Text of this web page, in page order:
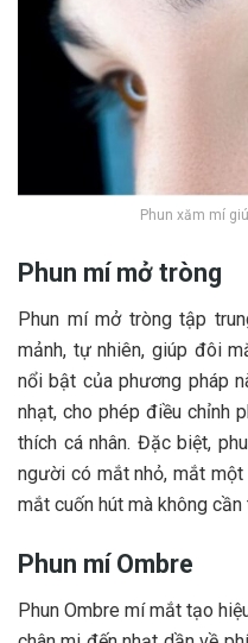
Phun xăm mí
Phun mí mở tròng
Phun mí mở tròng tập
mảnh, tự nhiên, giúp đôi
nổi bật của phương pháp
nhạt, cho phép điều chỉnh
thích cá nhân. Đặc biệt,
người có mắt nhỏ, mắt
mắt cuốn hút mà không
Phun mí Ombre
Phun Ombre mí mắt tạo